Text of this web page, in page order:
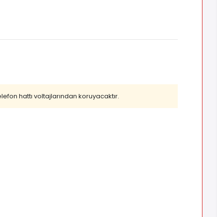
hattı voltajlarından koruyacaktır.